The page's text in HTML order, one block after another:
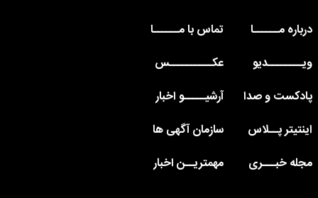
درباره مــــــا
تماس با مــــــا
ویــــــــدیو
عکــــــــــس
پادکست و صدا
آرشیـــــو اخبار
اینتیتر پــلاس
سازمان آگهی ها
مجله خبـــری
مهمتریــن اخبار